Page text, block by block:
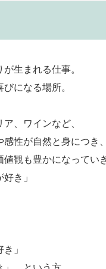
生まれる仕事。
になる場所。
、ワインなど、
性が自然と身につき、
観も豊かになってい
き」
」